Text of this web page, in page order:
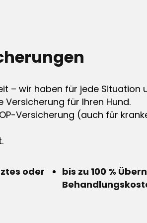
– wir haben für jede Situation
Versicherung für Ihren Hund.
Versicherung (auch für
oder
bis zu 100 %